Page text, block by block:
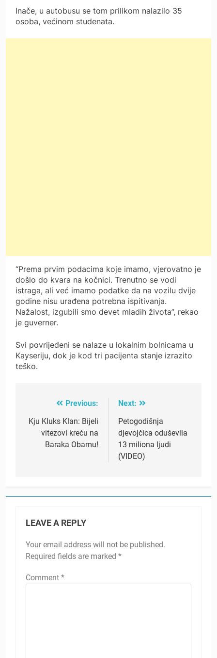
Inače, u autobusu se tom prilikom nalazilo 35
osoba, većinom studenata.
“Prema prvim podacima koje imamo, vjerovatno je
došlo do kvara na kočnici. Trenutno se vodi
istraga, ali već imamo podatke da na vozilu dvije
godine nisu urađena potrebna ispitivanja.
Nažalost, izgubili smo devet mladih života”, rekao
je guverner.
Svi povrijeđeni se nalaze u lokalnim bolnicama u
Kayseriju, dok je kod tri pacijenta stanje izrazito
teško.
navigation
Previous:
Kju Kluks Klan: Bijeli
vitezovi kreću na
Baraka Obamu!
Next:
Petogodišnja
djevojčica oduševila
13 miliona ljudi
(VIDEO)
LEAVE A REPLY
Your email address will not be published.
Required fields are marked *
Comment *